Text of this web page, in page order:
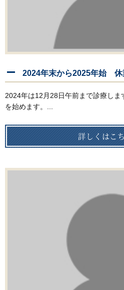
2024年末から2025年始 休
2024年は12月28日午前まで診療し
を始めます。...
詳しくはこ